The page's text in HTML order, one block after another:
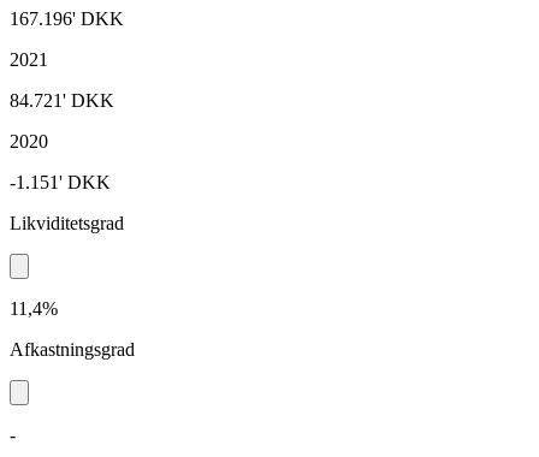
167.196' DKK
2021
84.721' DKK
2020
-1.151' DKK
Likviditetsgrad
11,4%
Afkastningsgrad
-